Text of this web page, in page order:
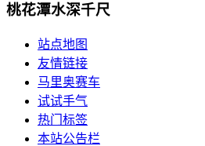
桃花潭水深千尺
站点地图
友情链接
马里奥赛车
试试手气
热门标签
本站公告栏